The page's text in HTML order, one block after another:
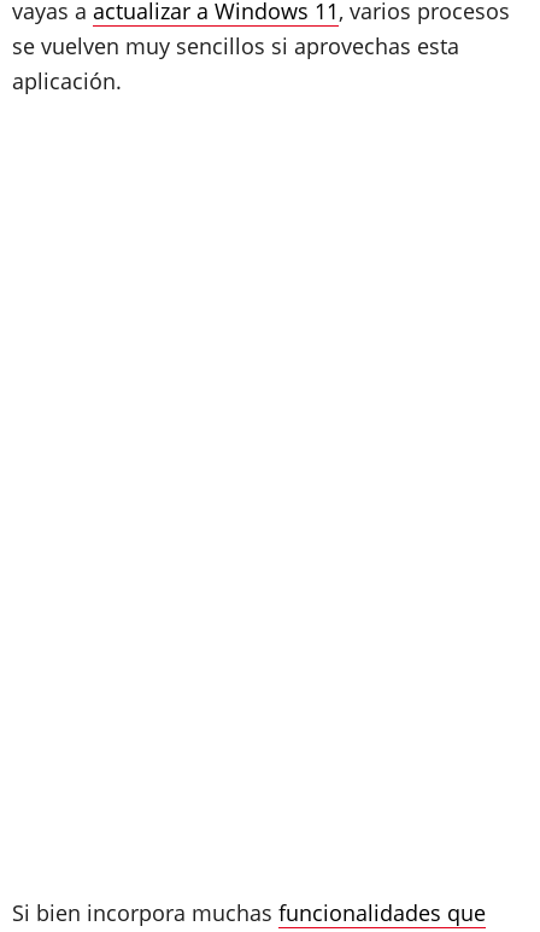
vayas a actualizar a Windows 11, varios procesos
se vuelven muy sencillos si aprovechas esta
aplicación.
Si bien incorpora muchas funcionalidades que